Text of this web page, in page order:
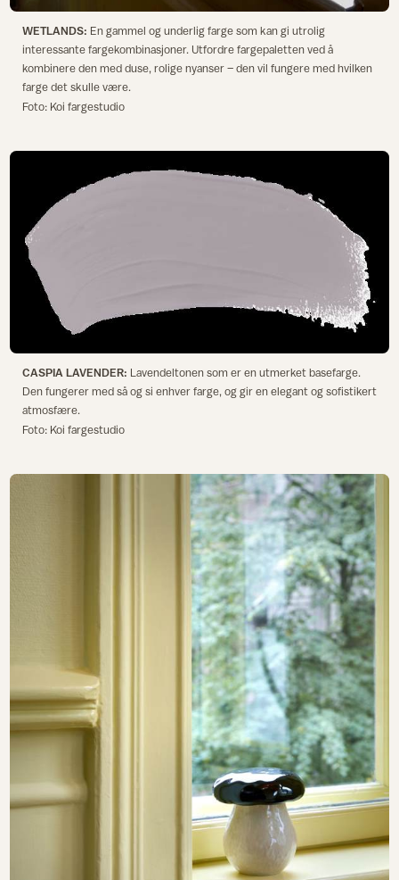
WETLANDS: En gammel og underlig farge som kan gi utrolig
interessante fargekombinasjoner. Utfordre fargepaletten ved å
kombinere den med duse, rolige nyanser – den vil fungere med hvilken
farge det skulle være.
Foto: Koi fargestudio
CASPIA LAVENDER: Lavendeltonen som er en utmerket basefarge.
Den fungerer med så og si enhver farge, og gir en elegant og sofistikert
atmosfære.
Foto: Koi fargestudio